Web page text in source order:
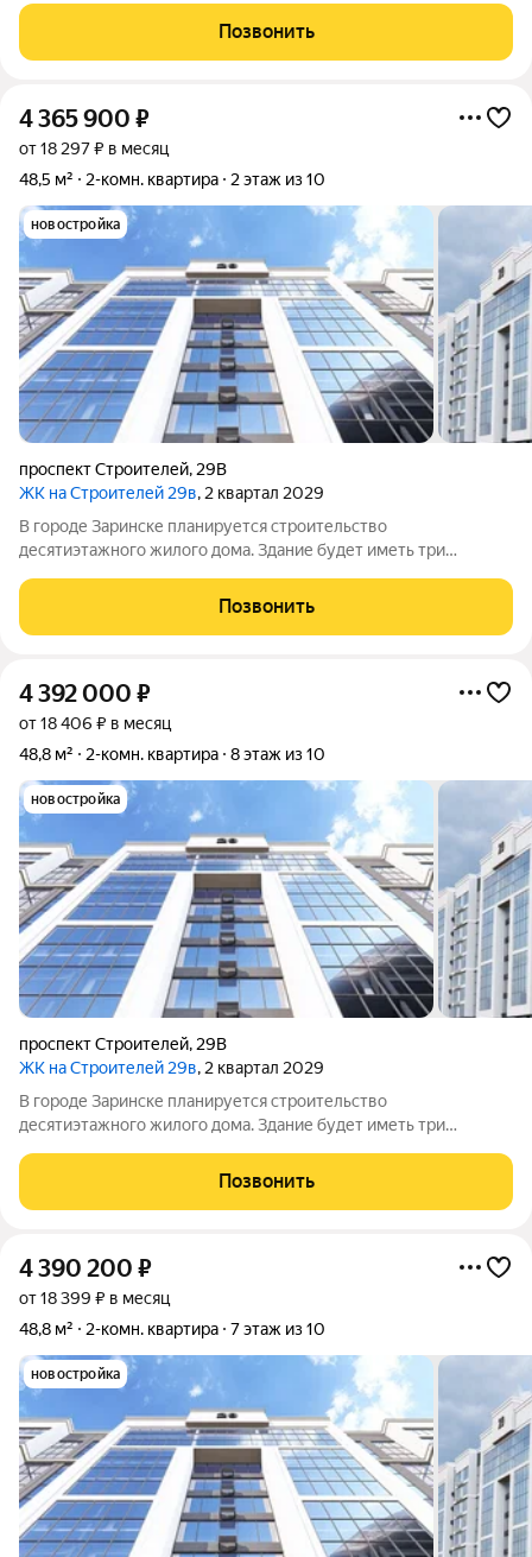
назначения на первом этаже. Входы в подъезды расположат
Позвонить
4 365 900 ₽
от 18 297 ₽ в месяц
48,5 м²
2-комн. квартира 2 этаж из 10
новостройка
проспект Строителей, 29В
ЖК на Строителей 29в, 2 квартал 2029
В городе Заринске планируется строительство
десятиэтажного жилого дома. Здание будет иметь три
назначения на первом этаже. Входы в подъезды расположат
Позвонить
4 392 000 ₽
от 18 406 ₽ в месяц
48,8 м²
2-комн. квартира 8 этаж из 10
новостройка
проспект Строителей, 29В
ЖК на Строителей 29в, 2 квартал 2029
В городе Заринске планируется строительство
десятиэтажного жилого дома. Здание будет иметь три
назначения на первом этаже. Входы в подъезды расположат
Позвонить
4 390 200 ₽
от 18 399 ₽ в месяц
48,8 м²
2-комн. квартира 7 этаж из 10
новостройка